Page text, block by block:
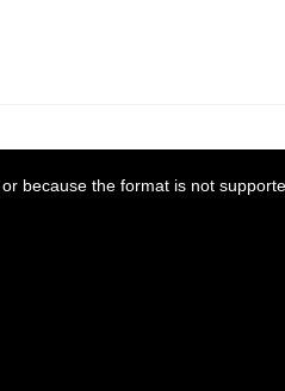
because the format is not